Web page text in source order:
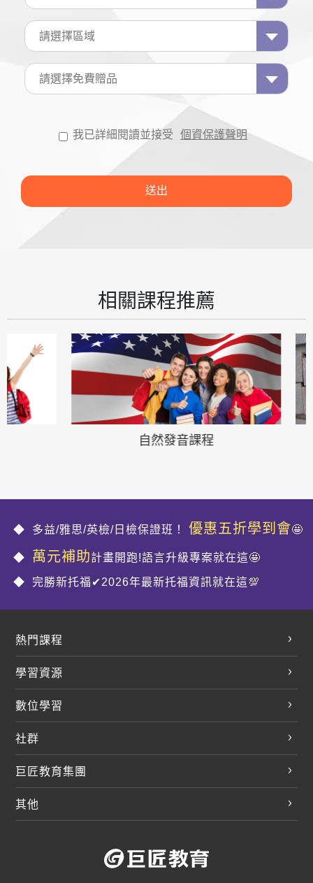
我已詳細閱讀並接受 個資保護聲明
相關課程推薦
自然發音課程
多益/雅思/英檢/日檢保證班！ 優惠五折學到會🤩
萬元補助計畫開跑!語言升級專案就在這🤩
完勝新托福✔2026年最新托福資訊就在這💯
熱門課程
開口溜英文
多益課程
雅思課程
商用英文
學習資源
開課查詢
學員專區
Line 官方帳號
數位學習
巨匠日語數位學院
巨匠電腦數位學院
社群
就愛嗑英文吐司IG
英文有益思FB
巨匠教育集團
巨匠線上真人
其他